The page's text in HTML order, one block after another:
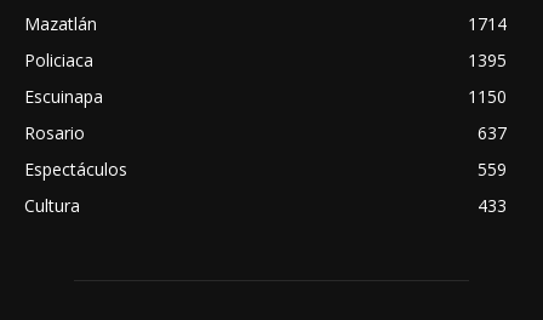
Mazatlán
1714
Policiaca
1395
Escuinapa
1150
Rosario
637
Espectáculos
559
Cultura
433